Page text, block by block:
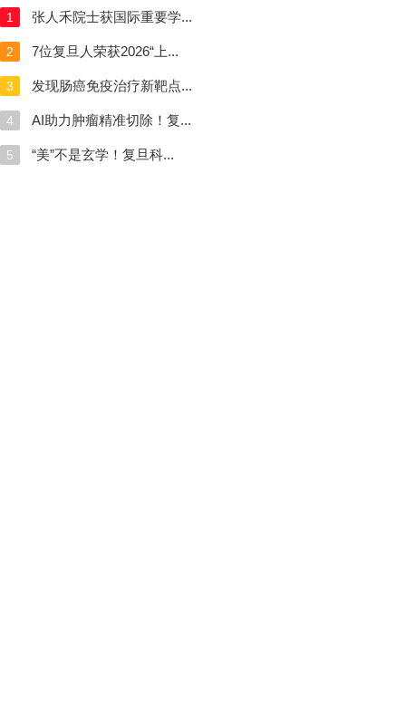
1 张人禾院士获国际重要学...
2 7位复旦人荣获2026“上...
3 发现肠癌免疫治疗新靶点...
4 AI助力肿瘤精准切除！复...
5 “美”不是玄学！复旦科...